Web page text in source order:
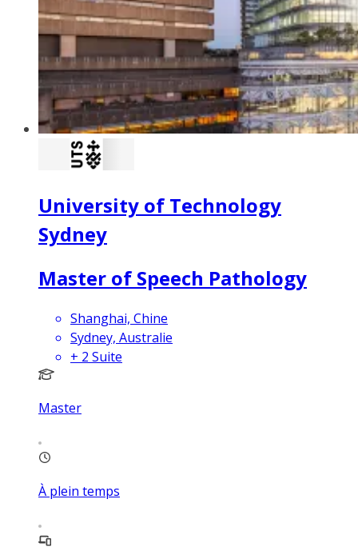
University of Technology
Sydney
Master of Speech Pathology
Shanghai, Chine
Sydney, Australie
+ 2 Suite
Master
À plein temps